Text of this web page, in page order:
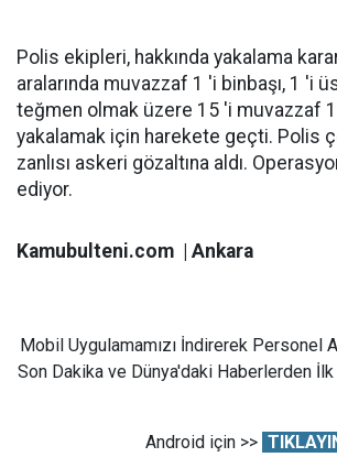
Polis ekipleri, hakkında yakalama
aralarında muvazzaf 1 'i binbaşı, 1 'i
teğmen olmak üzere 15 'i muvazzaf
yakalamak için harekete geçti. Polis
zanlısı askeri gözaltına aldı.
ediyor.
Kamubulteni.com | Ankara
Mobil Uygulamamızı İndirerek Personel
Son Dakika ve Dünya'daki Haberlerden
Android için >>